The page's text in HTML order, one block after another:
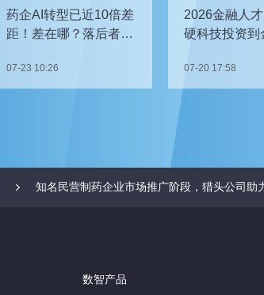
药企AI转型已近10倍差
距！差在哪？落后者该
07-23 10:26
2026金融人
硬科技投资到
单？
07-20 17:58
知名民营制药企业市场推广阶段，猎头公司助
数智产品